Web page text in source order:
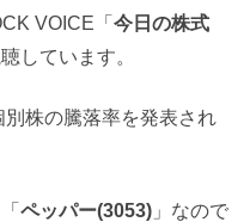
VOICE「 今日の株式
しています。
株の騰落率を発表され
ペッパー(3053) 」なので